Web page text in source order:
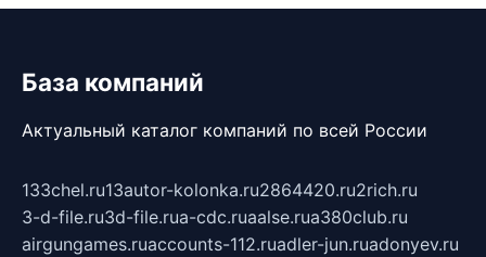
База компаний
Актуальный каталог компаний по всей России
133chel.ru13autor-kolonka.ru2864420.ru2rich.ru
3-d-file.ru3d-file.rua-cdc.ruaalse.rua380club.ru
airgungames.ruaccounts-112.ruadler-jun.ruadonyev.ru